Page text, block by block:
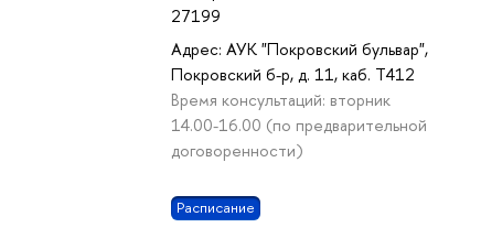
27199
Адрес: АУК "Покровский бульвар",
Покровский б-р, д. 11, каб. T412
Время консультаций: вторник
14.00-16.00 (по предварительной
договоренности)
Расписание